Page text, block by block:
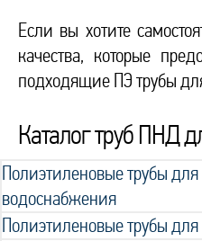
Если вы хотите
качества, которые
подходящие ПЭ трубы
Каталог труб ПНД
Полиэтиленовые трубы для
водоснабжения
Полиэтиленовые трубы